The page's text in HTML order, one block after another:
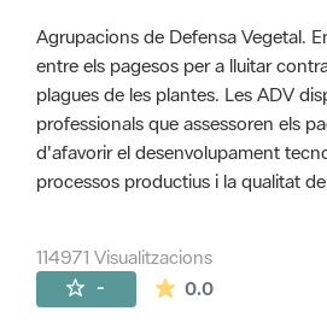
Agrupacions de Defensa Vegetal.
entre els pagesos per a lluitar
plagues de les plantes. Les ADV
professionals que assessoren els
d'afavorir el desenvolupament
processos productius i la qualitat
114971 Visualitzacions
- 0.0La mitjana de